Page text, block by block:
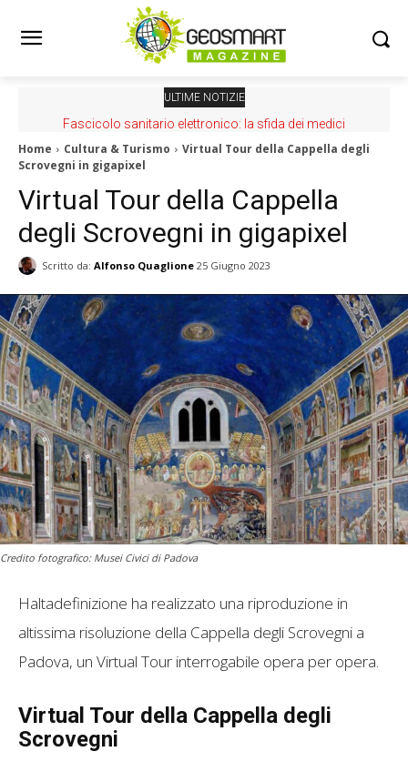
ULTIME NOTIZIE
Fascicolo sanitario elettronico: la sfida dei medici
Home Cultura & Turismo
Virtual Tour della Cappella degli
Scrovegni in gigapixel
Virtual Tour della Cappella
degli Scrovegni in gigapixel
Scritto da: Alfonso Quaglione 25 Giugno 2023
Credito fotografico: Musei Civici di Padova
Haltadefinizione ha realizzato una riproduzione in
altissima risoluzione della Cappella degli Scrovegni a
Padova, un Virtual Tour interrogabile opera per opera.
Virtual Tour della Cappella degli
Scrovegni